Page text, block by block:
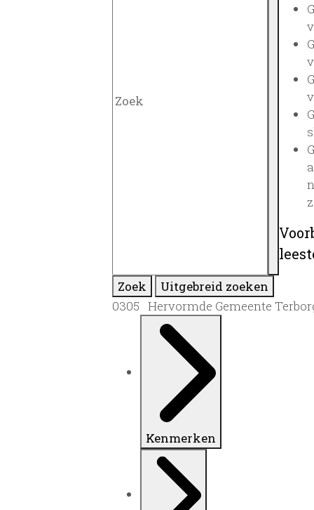
Zoek
Uitgebreid zoeken
0305 Hervormde Gemeente
Kenmerken